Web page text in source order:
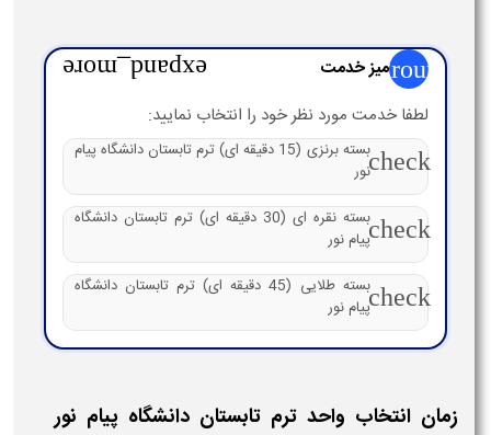
groupمیز خدمت expand_more
لطفا خدمت مورد نظر خود را انتخاب نمایید:
check
بسته برنزی (15 دقیقه ای) ترم تابستان دانشگاه پیام
نور
check
بسته نقره ای (30 دقیقه ای) ترم تابستان دانشگاه
پیام نور
check
بسته طلایی (45 دقیقه ای) ترم تابستان دانشگاه
پیام نور
زمان انتخاب واحد ترم تابستان دانشگاه پیام نور